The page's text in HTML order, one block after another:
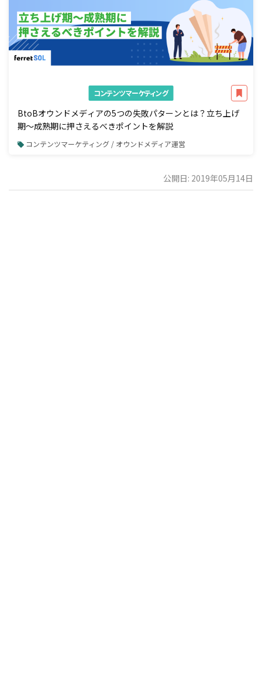
コンテンツマーケティング
BtoBオウンドメディアの5つの失敗パターンとは？立ち上げ
期〜成熟期に押さえるべきポイントを解説
コンテンツマーケティング / オウンドメディア運営
公開日: 2019年05月14日